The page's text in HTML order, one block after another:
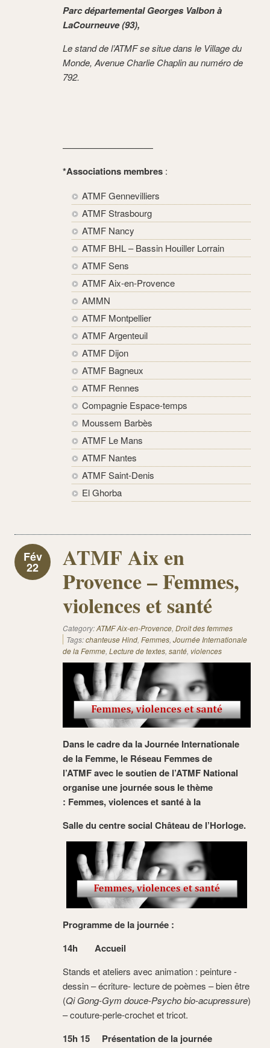
Parc départemental Georges Valbon à
LaCourneuve (93),
Le stand de l’ATMF se situe dans le Village du
Monde, Avenue Charlie Chaplin au numéro de
792.
——————————
*Associations membres :
ATMF Gennevilliers
ATMF Strasbourg
ATMF Nancy
ATMF BHL – Bassin Houiller Lorrain
ATMF Sens
ATMF Aix-en-Provence
AMMN
ATMF Montpellier
ATMF Argenteuil
ATMF Dijon
ATMF Bagneux
ATMF Rennes
Compagnie Espace-temps
Moussem Barbès
ATMF Le Mans
ATMF Nantes
ATMF Saint-Denis
El Ghorba
Fév
22
ATMF Aix en
Provence – Femmes,
violences et santé
Category:ATMF Aix-en-Provence, Droit des femmes
Tags:chanteuse Hind, Femmes, Journée Internationale
de la Femme, Lecture de textes, santé, violences
Dans le cadre da la Journée Internationale
de la Femme, le Réseau Femmes de
l’ATMFavec le soutien de l’ATMF National
organise une journée sous le thème
: Femmes, violences et santé à la
Salle du centre social Château de l’Horloge.
Programme de la journée :
14h
Accueil
Stands et ateliers avec animation : peinture -
dessin – écriture- lecture de poèmes – bien être
(Qi Gong-Gym douce-Psycho bio-acupressure)
– couture-perle-crochet et tricot.
15h 15 Présentation de la journée